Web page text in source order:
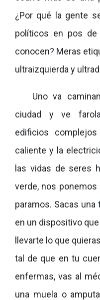
¿Por qué la gente
políticos en pos de
conocen? Meras
ultraizquierda y
Uno va
ciudad y ve
edificios
caliente y la
las vidas de seres
verde, nos
paramos. Sacas
en un dispositivo
llevarte lo que
tal de que en tu
enfermas, vas al
una muela o